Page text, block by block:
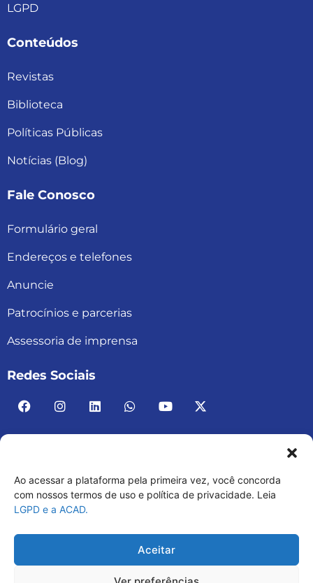
Ao acessar a plataforma pela primeira vez, você concorda
com nossos termos de uso e política de privacidade. Leia
LGPD e a ACAD.
Aceitar
LGPD
Conteúdos
Revistas
Biblioteca
Políticas Públicas
Notícias (Blog)
Fale Conosco
Formulário geral
Endereços e telefones
Anuncie
Patrocínios e parcerias
Assessoria de imprensa
Redes Sociais
ACAD BRASIL – ASSOCIAÇÃO BRASILEIRA DE